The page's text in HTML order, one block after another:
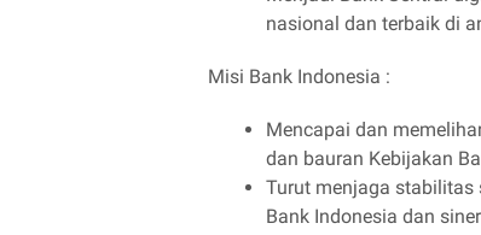
nasional dan terbaik di
Misi Bank Indonesia :
Mencapai dan
dan bauran Kebijakan
Turut menjaga stabilitas
Bank Indonesia dan